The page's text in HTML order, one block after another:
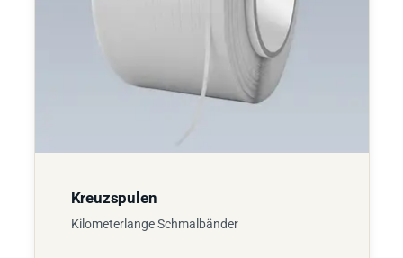
Kreuzspulen
Kilometerlange Schmalbänder